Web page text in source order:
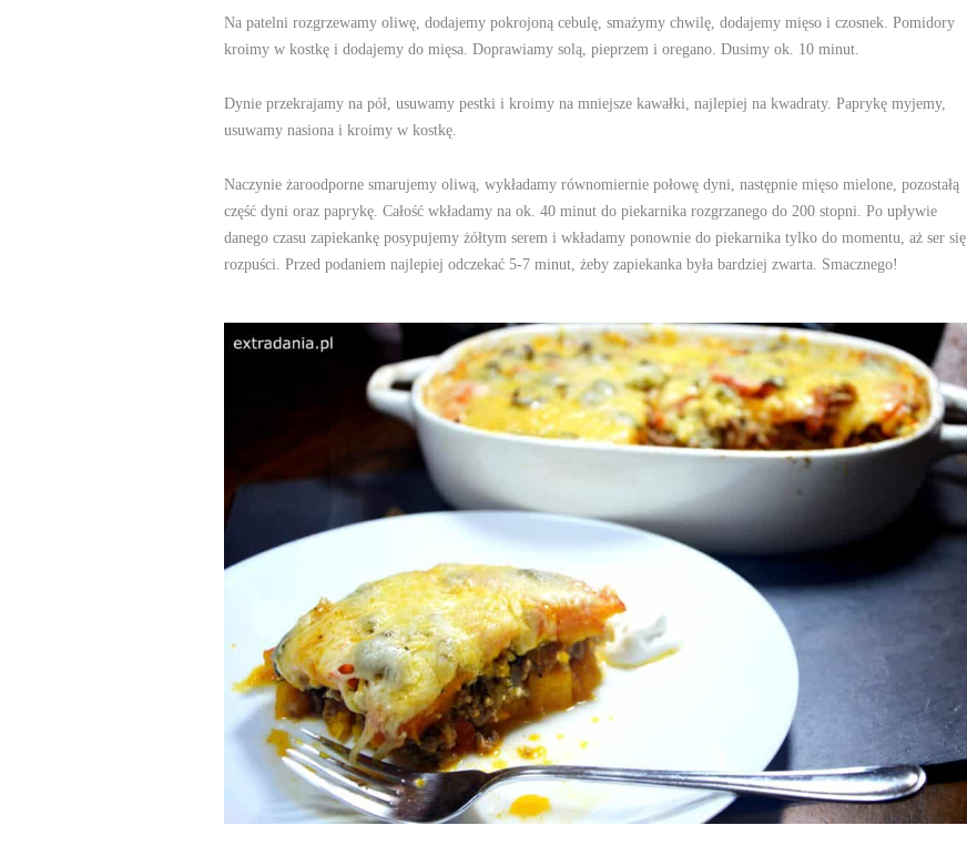
Na patelni rozgrzewamy oliwę, dodajemy pokrojoną cebulę, smażymy chwilę, dodajemy mięso i czosnek. Pomidory
kroimy w kostkę i dodajemy do mięsa. Doprawiamy solą, pieprzem i oregano. Dusimy ok. 10 minut.
Dynie przekrajamy na pół, usuwamy pestki i kroimy na mniejsze kawałki, najlepiej na kwadraty. Paprykę myjemy,
usuwamy nasiona i kroimy w kostkę.
Naczynie żaroodporne smarujemy oliwą, wykładamy równomiernie połowę dyni, następnie mięso mielone, pozostałą
część dyni oraz paprykę. Całość wkładamy na ok. 40 minut do piekarnika rozgrzanego do 200 stopni. Po upływie
danego czasu zapiekankę posypujemy żółtym serem i wkładamy ponownie do piekarnika tylko do momentu, aż ser się
rozpuści. Przed podaniem najlepiej odczekać 5-7 minut, żeby zapiekanka była bardziej zwarta. Smacznego!